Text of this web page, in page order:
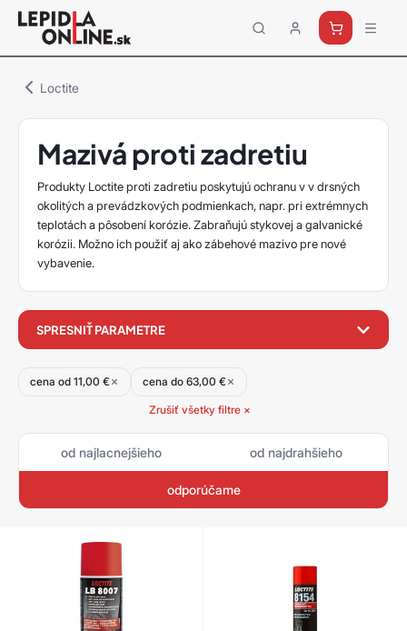
Priemyselné
lepidlá
Loctite
Loctite
Mazivá proti zadretiu
Produkty Loctite proti zadretiu poskytujú ochranu v v drsných
okolitých a prevádzkových podmienkach, napr. pri extrémnych
teplotách a pôsobení korózie. Zabraňujú stykovej a galvanické
korózii. Možno ich použiť aj ako zábehové mazivo pre nové
vybavenie.
filter
SPRESNIŤ PARAMETRE
cena od 11,00 € cena do 63,00 €
Zrušiť všetky filtre ×
odporúčame
od najlacnejšieho od najdrahšieho